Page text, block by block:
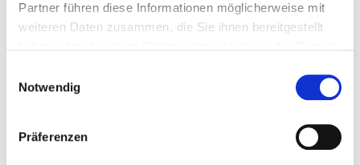
Partner führen diese Informationen möglicherweise mit
weiteren Daten zusammen, die Sie ihnen bereitgestellt
Cookies, wenn Sie unsere Webseite weiterhin nutzen.
Notwendig
Präferenzen
BMA Mitgliederbereich
Zugangsdaten an, um unkomplizierten Zugriff auf
geschützte Inhalte wie Studien und weitere
der Vereinssoftware angemeldet, wo Sie Ihr